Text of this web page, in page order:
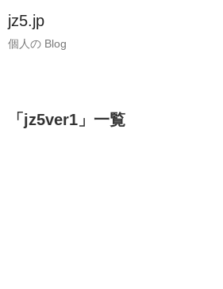
jz5.jp
個人の Blog
「 jz5ver1 」 一覧